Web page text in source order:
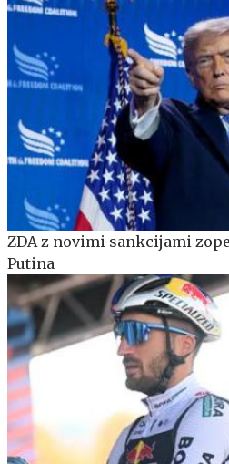
ZDA z novimi sankcijami
Putina